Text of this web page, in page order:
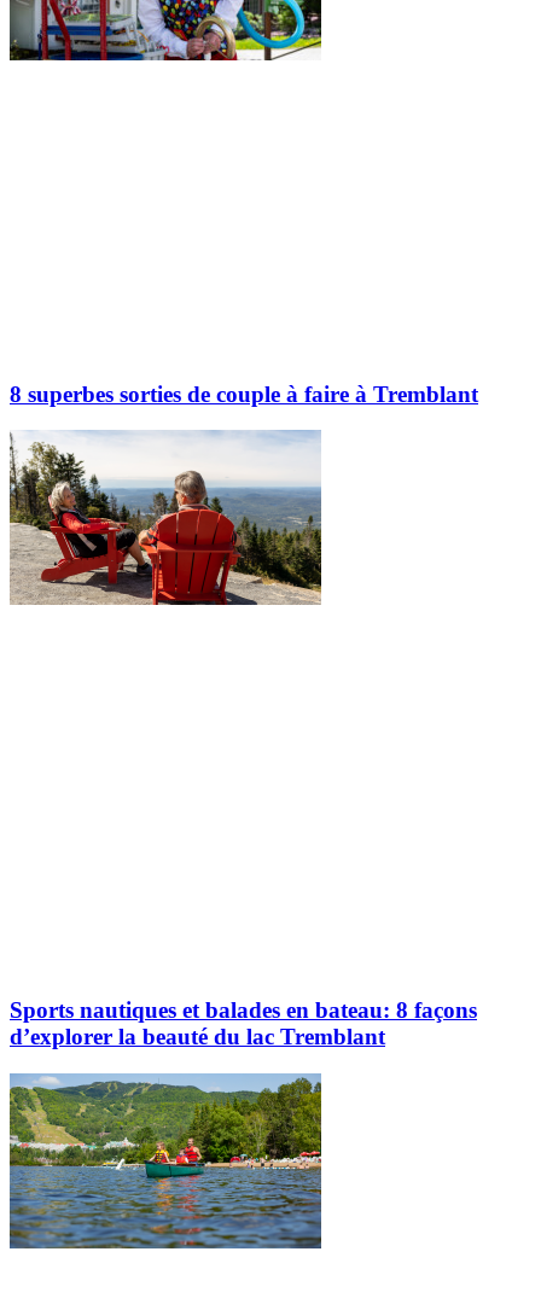
8 superbes sorties de couple à faire à Tremblant
Sports nautiques et balades en bateau: 8 façons
d’explorer la beauté du lac Tremblant